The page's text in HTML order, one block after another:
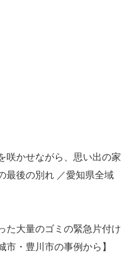
咲かせながら、思い出の家
後の別れ ／愛知県全域
た大量のゴミの緊急片付け
市・豊川市の事例から】